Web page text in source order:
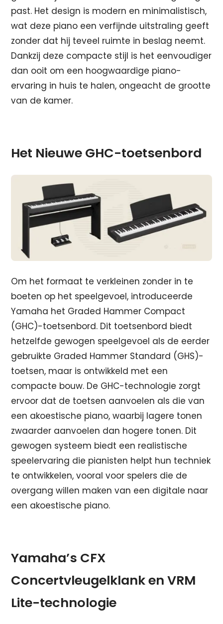
past. Het design is modern en minimalistisch,
wat deze piano een verfijnde uitstraling geeft
zonder dat hij teveel ruimte in beslag neemt.
Dankzij deze compacte stijl is het eenvoudiger
dan ooit om een hoogwaardige piano-
ervaring in huis te halen, ongeacht de grootte
van de kamer.
Het Nieuwe GHC-toetsenbord
Om het formaat te verkleinen zonder in te
boeten op het speelgevoel, introduceerde
Yamaha het Graded Hammer Compact
(GHC)-toetsenbord. Dit toetsenbord biedt
hetzelfde gewogen speelgevoel als de eerder
gebruikte Graded Hammer Standard (GHS)-
toetsen, maar is ontwikkeld met een
compacte bouw. De GHC-technologie zorgt
ervoor dat de toetsen aanvoelen als die van
een akoestische piano, waarbij lagere tonen
zwaarder aanvoelen dan hogere tonen. Dit
gewogen systeem biedt een realistische
speelervaring die pianisten helpt hun techniek
te ontwikkelen, vooral voor spelers die de
overgang willen maken van een digitale naar
een akoestische piano.
Yamaha’s CFX
Concertvleugelklank en VRM
Lite-technologie